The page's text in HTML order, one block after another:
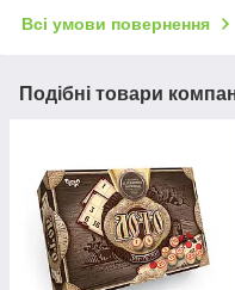
Всі умови повернення
Подібні товари